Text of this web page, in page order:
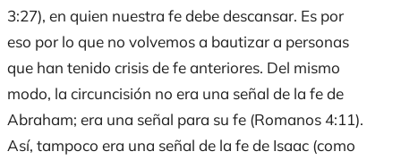
3:27), en quien nuestra fe debe descansar. Es por
eso por lo que no volvemos a bautizar a personas
que han tenido crisis de fe anteriores. Del mismo
modo, la circuncisión no era una señal de la fe de
Abraham; era una señal para su fe (Romanos 4:11).
Así, tampoco era una señal de la fe de Isaac (como